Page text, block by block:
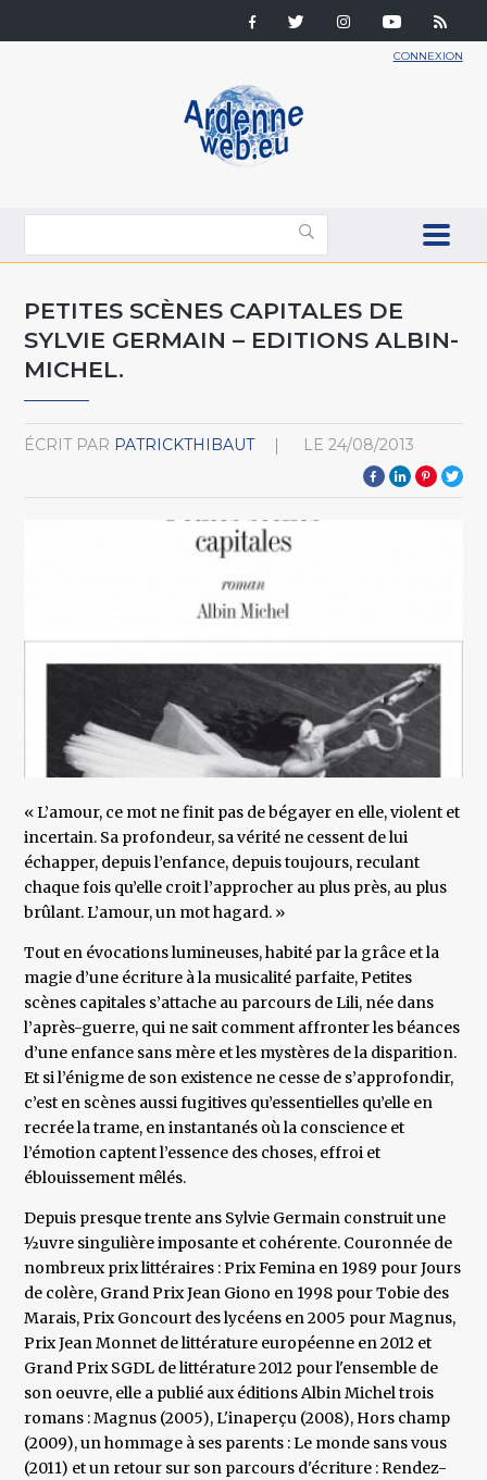
CONNEXION
PETITES SCÈNES CAPITALES DE
SYLVIE GERMAIN – EDITIONS ALBIN-
MICHEL.
ÉCRIT PAR PATRICKTHIBAUT LE 24/08/2013
« L’amour, ce mot ne finit pas de bégayer en elle, violent et
incertain. Sa profondeur, sa vérité ne cessent de lui
échapper, depuis l’enfance, depuis toujours, reculant
chaque fois qu’elle croit l’approcher au plus près, au plus
brûlant. L’amour, un mot hagard. »
Tout en évocations lumineuses, habité par la grâce et la
magie d’une écriture à la musicalité parfaite, Petites
scènes capitales s’attache au parcours de Lili, née dans
l’après-guerre, qui ne sait comment affronter les béances
d’une enfance sans mère et les mystères de la disparition.
Et si l’énigme de son existence ne cesse de s’approfondir,
c’est en scènes aussi fugitives qu’essentielles qu’elle en
recrée la trame, en instantanés où la conscience et
l’émotion captent l’essence des choses, effroi et
éblouissement mêlés.
Depuis presque trente ans Sylvie Germain construit une
½uvre singulière imposante et cohérente. Couronnée de
nombreux prix littéraires : Prix Femina en 1989 pour Jours
de colère, Grand Prix Jean Giono en 1998 pour Tobie des
Marais, Prix Goncourt des lycéens en 2005 pour Magnus,
Prix Jean Monnet de littérature européenne en 2012 et
Grand Prix SGDL de littérature 2012 pour l'ensemble de
son oeuvre, elle a publié aux éditions Albin Michel trois
romans : Magnus (2005), L'inaperçu (2008), Hors champ
(2009), un hommage à ses parents : Le monde sans vous
(2011) et un retour sur son parcours d'écriture : Rendez-